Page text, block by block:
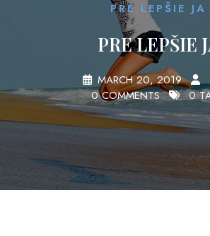
PRE LEPŠIE JA
PRE LEPŠIE
MARCH 20, 2019
0 COMMENTS
0